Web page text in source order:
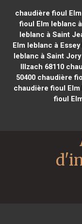
chaudière fioul
fioul Elm leblanc
leblanc à Saint
Elm leblanc à
leblanc à Saint Jory
Illzach 68110
50400chaudière
chaudière fioul Elm
fioul